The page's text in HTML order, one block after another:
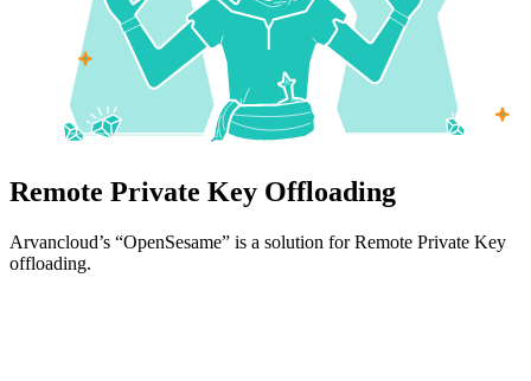
Remote Private Key Offloading
Arvancloud’s “OpenSesame” is a solution for Remote Private Key
offloading.